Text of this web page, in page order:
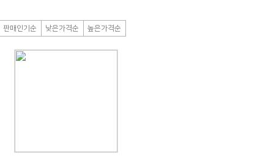
판매인기순 낮은가격순 높은가격순